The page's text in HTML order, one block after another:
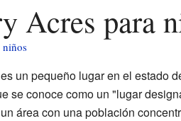
Acres para
niños
un pequeño lugar en el estado
se conoce como un "lugar
área con una población